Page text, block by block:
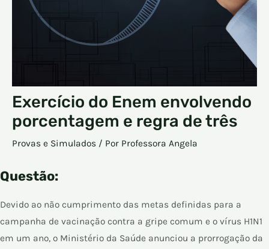
Exercício do Enem envolvendo
porcentagem e regra de três
Provas e Simulados / Por Professora Angela
Questão:
Devido ao não cumprimento das metas definidas para a
campanha de vacinação contra a gripe comum e o vírus H1N1
em um ano, o Ministério da Saúde anunciou a prorrogação da